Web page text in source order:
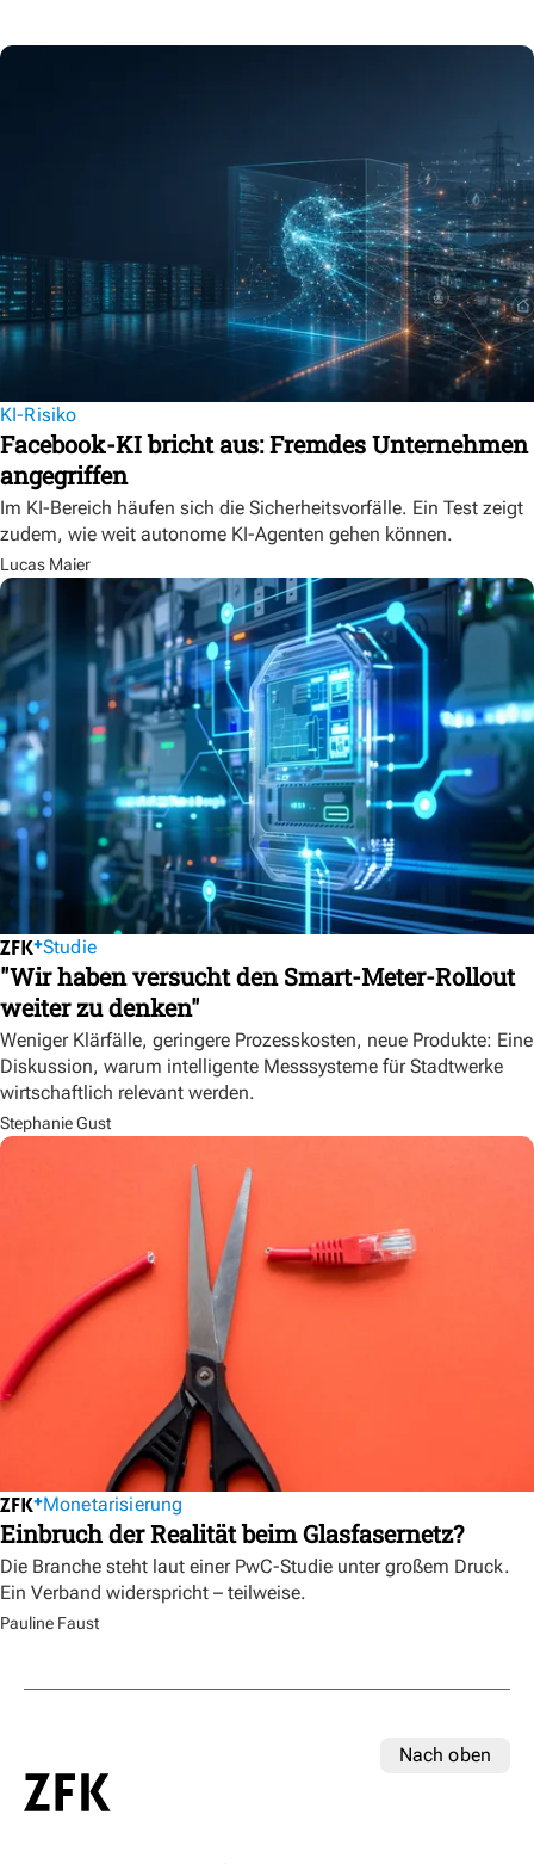
KI-Risiko
Facebook-KI bricht aus: Fremdes Unternehmen
angegriffen
Im KI-Bereich häufen sich die Sicherheitsvorfälle. Ein Test zeigt
zudem, wie weit autonome KI-Agenten gehen können.
Lucas Maier
Studie
"Wir haben versucht den Smart-Meter-Rollout
weiter zu denken"
Weniger Klärfälle, geringere Prozesskosten, neue Produkte: Eine
Diskussion, warum intelligente Messsysteme für Stadtwerke
wirtschaftlich relevant werden.
Stephanie Gust
Monetarisierung
Einbruch der Realität beim Glasfasernetz?
Die Branche steht laut einer PwC-Studie unter großem Druck.
Ein Verband widerspricht – teilweise.
Pauline Faust
Nach oben